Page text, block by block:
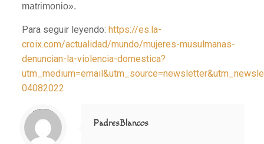
matrimonio».
Para seguir leyendo: https://es.la-
croix.com/actualidad/mundo/mujeres-musulmanas-
denuncian-la-violencia-domestica?
04082022
Notice
: Trying to access array offset on value of type null in
/home/misioner/public_html/padresblancos/themes/betheme/includes/content-single.php
on line
286
PadresBlancos